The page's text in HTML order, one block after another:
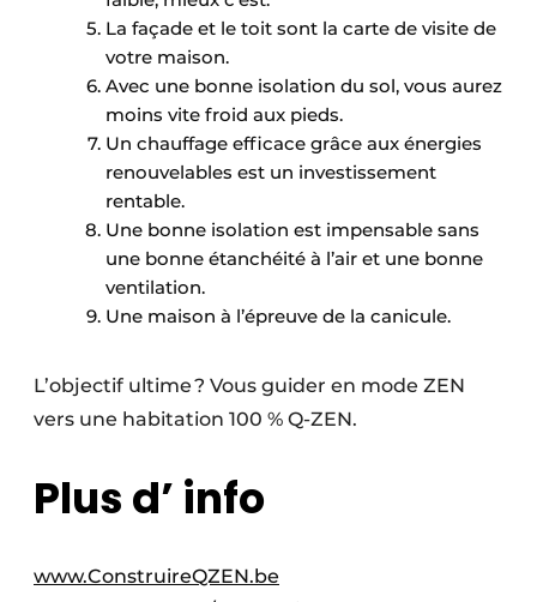
La façade et le toit sont la carte de visite de
votre maison.
Avec une bonne isolation du sol, vous aurez
moins vite froid aux pieds.
Un chauffage efficace grâce aux énergies
renouvelables est un investissement
rentable.
Une bonne isolation est impensable sans
une bonne étanchéité à l’air et une bonne
ventilation.
Une maison à l’épreuve de la canicule.
L’objectif ultime ? Vous guider en mode ZEN
vers une habitation 100 % Q-ZEN.
Plus d’ info
www.ConstruireQZEN.be